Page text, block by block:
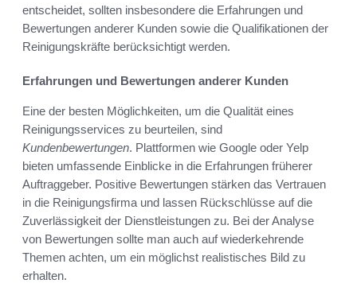
entscheidet, sollten insbesondere die Erfahrungen und
Bewertungen anderer Kunden sowie die Qualifikationen der
Reinigungskräfte berücksichtigt werden.
Erfahrungen und Bewertungen anderer Kunden
Eine der besten Möglichkeiten, um die Qualität eines
Reinigungsservices zu beurteilen, sind
Kundenbewertungen. Plattformen wie Google oder Yelp
bieten umfassende Einblicke in die Erfahrungen früherer
Auftraggeber. Positive Bewertungen stärken das Vertrauen
in die Reinigungsfirma und lassen Rückschlüsse auf die
Zuverlässigkeit der Dienstleistungen zu. Bei der Analyse
von Bewertungen sollte man auch auf wiederkehrende
Themen achten, um ein möglichst realistisches Bild zu
erhalten.